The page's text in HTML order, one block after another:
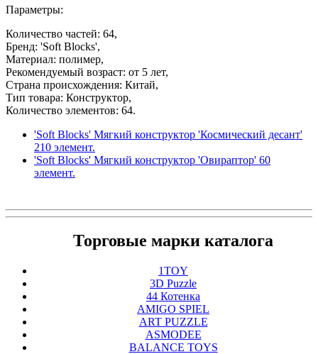
Параметры:
Количество частей: 64,
Бренд: 'Soft Blocks',
Материал: полимер,
Рекомендуемый возраст: от 5 лет,
Страна происхождения: Китай,
Тип товара: Конструктор,
Количество элементов: 64.
'Soft Blocks' Мягкий конструктор 'Космический десант'
210 элемент.
'Soft Blocks' Мягкий конструктор 'Овираптор' 60
элемент.
Торговые марки каталога
1TOY
3D Puzzle
44 Котенка
AMIGO SPIEL
ART PUZZLE
ASMODEE
BALANCE TOYS